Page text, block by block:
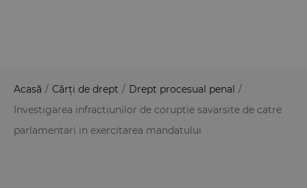
Acasă / Cărți de drept / Drept procesual penal /
Investigarea infractiunilor de coruptie savarsite de catre
parlamentari in exercitarea mandatului